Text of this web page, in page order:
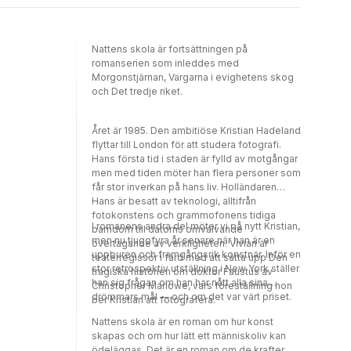
har då ingen sett stjärnan tidigare? Har den
precis uppstått ur intet?Med tiden lägger sig
nyhetsvärdet och livet återgår till så som det
var innan stjärnan syntes. Ändå är något
förändrat i grunden. Allt märkligare saker
tillvaro på ett oanat sätt.Morgonstjärnan är en
roman om det vi inte förstår, det vi inte vet att
namnge och aldrig tidigare har mött. Den
handlar om det stora dramat sett genom
livets begränsade lins. Men mer än något
annat är det en roman om vad som sker när
de mörka krafterna i världen får löpa amok.
Nattens skola är fortsättningen på
romanserien som inleddes med
Morgonstjärnan, Vargarna i evighetens skog
och Det tredje riket.
Året är 1985. Den ambitiöse Kristian Hadeland
flyttar till London för att studera fotografi.
Hans första tid i staden är fylld av motgångar
men med tiden möter han flera personer som
får stor inverkan på hans liv. Holländaren
Hans är besatt av teknologi, alltifrån
fotokonstens och grammofonens tidiga
barndom till datorns omvälvande
övertagande av verkligheten. Vivian är
teaterregissör i färd med att sätta upp Den
tragiska historien om doktor Faustus av
Christopher Marlowe, vars föreställning hon
ber Kristian att fotografera.
I romanens andra del möter vi på nytt Kristian,
men nu tjugofyra år senare när han är en
uppburen och framgångsrik konstnär. Inför en
stor retrospektiv utställning i New York ställer
han sig frågan om han har nått alla sina
drömmars mål — och om det var värt priset.
Nattens skola är en roman om hur konst
skapas och om hur lätt ett människoliv kan